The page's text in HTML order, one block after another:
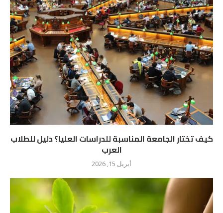
كيف تختار الجامعة المناسبة للدراسات العليا؟ دليل للطلاب
العرب
أبريل 15, 2026